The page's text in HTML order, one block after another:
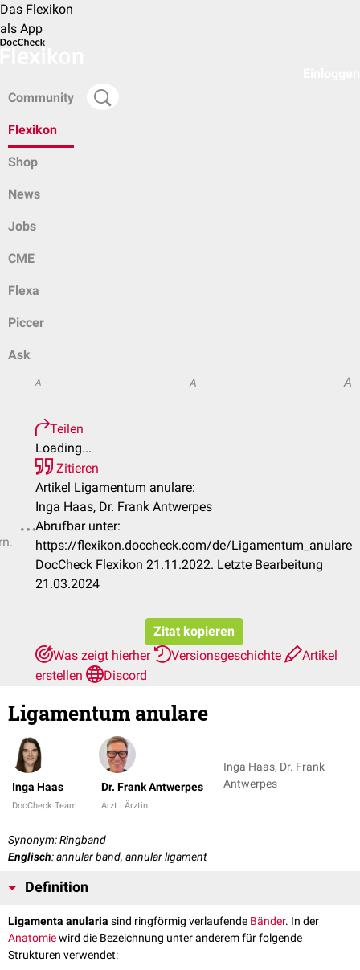
Das Flexikon
als App
Community
Flexikon
Shop
News
Jobs
CME
Flexa
Piccer
Ask
A A A
Teilen
Loading...
Zitieren
Artikel Ligamentum anulare:
Inga Haas, Dr. Frank Antwerpes
Abrufbar unter:
https://flexikon.doccheck.com/de/Ligamentum_anulare
DocCheck Flexikon 21.11.2022. Letzte Bearbeitung
21.03.2024
Zitat kopieren
Was zeigt hierher
Versionsgeschichte
Artikel
erstellen
Discord
Ligamentum anulare
Inga Haas
DocCheck Team
Dr. Frank Antwerpes
Arzt | Ärztin
Inga Haas, Dr. Frank
Antwerpes
Synonym: Ringband
Englisch: annular band, annular ligament
Definition
Ligamenta anularia sind ringförmig verlaufende Bänder. In der
Anatomiewird die Bezeichnung unter anderem für folgende
Strukturen verwendet: